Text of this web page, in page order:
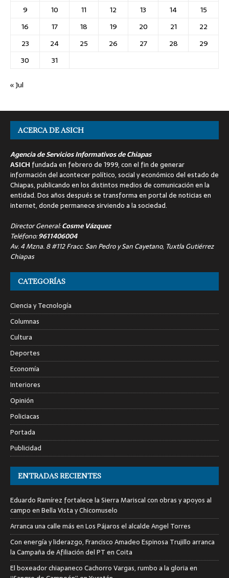
9
10 11 12 13 14
15
16
17 18 19 20 21
22
23
24 25 26 27 28
29
30
31
« Jul
ACERCA DE ASICH
Agencia de Servicios Informativos de Chiapas
ASICH fundada en febrero de 1999, con el fin de generar
información del acontecer político, social y económico del estado de
Chiapas, publicando en los distintos medios de comunicación en la
entidad. Dos años después se transforma en portal de noticias en
internet, donde permanece sirviendo a la sociedad.
Director General:Cosme Vázquez
Teléfono:9611406004
Av. 4 Mzna. 8 #112 Fracc. San Pedro y San Cayetano, Tuxtla Gutiérrez
Chiapas
CATEGORÍAS
Ciencia y Tecnología
Columnas
Cultura
Deportes
Economía
Interiores
Opinión
Policiacas
Portada
Publicidad
ENTRADAS RECIENTES
Eduardo Ramírez fortalece la Sierra Mariscal con obras y apoyos al
campo en Bella Vista y Chicomuselo
Arranca una calle más en Los Pájaros el alcalde Angel Torres
Con energía y liderazgo, Francisco Amadeo Espinosa Trujillo arranca
la Campaña de Afiliación del PT en Coita
El boxeador chiapaneco Cachorro Vargas, rumbo a la gloria en